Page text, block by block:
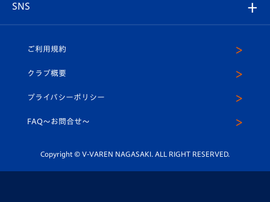
ホームタウン
平和祈念活動
ホームタウン活動
U-18
スクール
SNS
ヴィヴィくんインスタグラム
公式LINE＠
ご利用規約
クラブ概要
プライバシーポリシー
FAQ〜お問合せ〜
Copyright © V-VAREN NAGASAKI. ALL RIGHT RESERVED.